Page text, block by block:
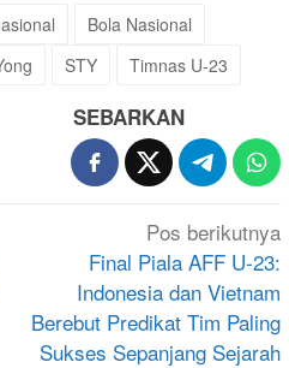
Bola Nasional
STY Timnas U-23
SEBARKAN
Pos berikutnya
Final Piala AFF U-23:
Indonesia dan Vietnam
Berebut Predikat Tim Paling
Sukses Sepanjang Sejarah